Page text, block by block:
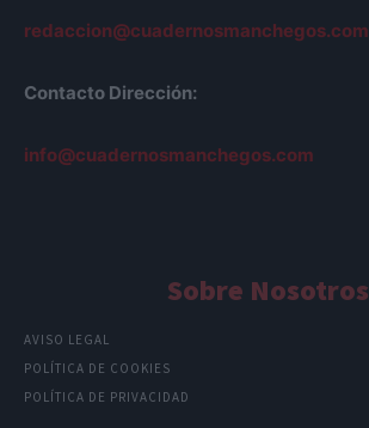
redaccion@cuadernosmanchegos.com
Contacto Dirección:
info@cuadernosmanchegos.com
Sobre Nosotros
AVISO LEGAL
POLÍTICA DE COOKIES
POLÍTICA DE PRIVACIDAD